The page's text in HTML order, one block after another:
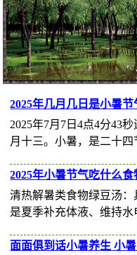
2025年几月几日是小暑节
2025年7月7日4点4分43
月十三。小暑，是二十
2025年小暑节气吃什么食
清热解暑类食物‌‌绿豆汤‌：
是夏季补充体液、维持
面面俱到话小暑养生 小